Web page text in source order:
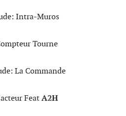
Intra-Muros
Tourne
La Commande
FeatA2H